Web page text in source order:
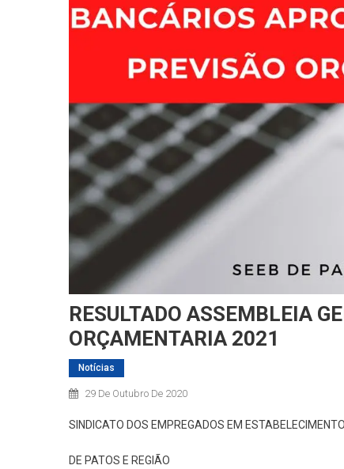
RESULTADO ASSEMBLEIA
ORÇAMENTARIA 2021
Notícias
29 De Outubro De 2020
SINDICATO DOS EMPREGADOS EM
DE PATOS E REGIÃO